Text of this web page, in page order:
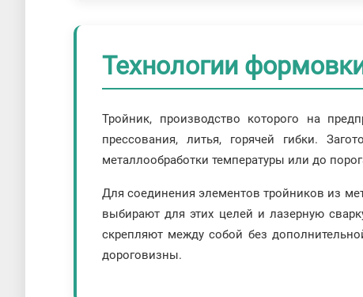
Технологии
Тройник, производство которого на
прессования, литья, горячей гибки.
металлообработки температуры или до
Для соединения элементов тройников из
выбирают для этих целей и лазерную
скрепляют между собой без
дороговизны.